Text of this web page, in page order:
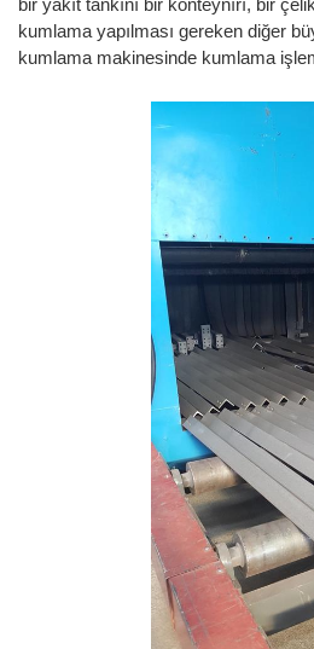
kumlama yapılması gereken diğer
kumlama makinesinde kumlama